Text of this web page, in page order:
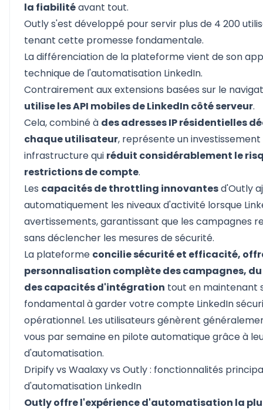
la fiabilitéavant tout.
Outly s'est développé pour servir plus de 4 200
tenant cette promesse fondamentale.
La différenciation de la plateforme vient de son
technique de l'automatisation LinkedIn.
Contrairement aux extensions basées sur le
utilise les API mobiles de LinkedIn côté serveur.
Cela, combiné à des adresses IP résidentielles
chaque utilisateur, représente un
infrastructure qui réduit considérablement le
restrictions de compte.
Les capacités de throttling innovantesd'Outly
automatiquement les niveaux d'activité lorsque
avertissements, garantissant que les campagnes
sans déclencher les mesures de sécurité.
La plateforme concilie sécurité et efficacité,
personnalisation complète des campagnes,
des capacités d'intégration tout en maintenant
fondamental à garder votre compte LinkedIn
opérationnel. Les utilisateurs génèrent
vous par semaine en pilote automatique grâce à
d'automatisation.
Dripify vs Waalaxy vs Outly : fonctionnalités
d'automatisation LinkedIn
Outly offre l'expérience d'automatisation la